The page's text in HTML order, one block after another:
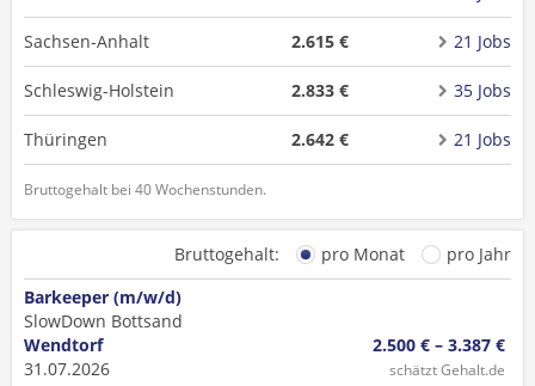
Sachsen-Anhalt 2.615 € 21 Jobs
Schleswig-Holstein 2.833 € 35 Jobs
Thüringen 2.642 € 21 Jobs
Bruttogehalt bei 40 Wochenstunden.
Bruttogehalt: pro Monat
pro Jahr
Barkeeper (m/w/d)
SlowDown Bottsand
Wendtorf
31.07.2026
2.500 € – 3.387 €
schätzt Gehalt.de